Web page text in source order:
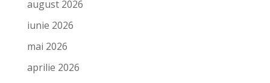
august 2026
iunie 2026
mai 2026
aprilie 2026